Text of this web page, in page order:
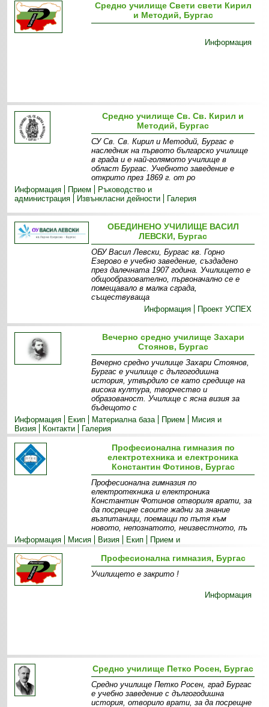
Средно училище Свети свети Кирил
и Методий, Бургас
Информация
Средно училище Св. Св. Кирил и
Методий, Бургас
СУ Св. Св. Кирил и Методий, Бургас е
наследник на първото българско училище
в града и е най-голямото училище в
област Бургас. Учебното заведение е
открито през 1869 г. от ро
Информация
Прием
Ръководство и
администрация
Извънкласни дейности Галерия
ОБЕДИНЕНО УЧИЛИЩЕ ВАСИЛ
ЛЕВСКИ, Бургас
ОБУ Васил Левски, Бургас кв. Горно
Езерово е учебно заведение, създадено
през далечната 1907 година. Училището е
общообразователно, първоначално се е
помещавало в малка сграда,
съществуваща
Информация
Проект УСПЕХ
Вечерно средно училище Захари
Стоянов, Бургас
Вечерно средно училище Захари Стоянов,
Бургас е училище с дългогодишна
история, утвърдило се като средище на
висока култура, творчество и
образованост. Училище с ясна визия за
бъдещото с
Информация
Екип Материална база Прием
Мисия и
Визия
Контакти Галерия
Професионална гимназия по
електротехника и електроника
Константин Фотинов, Бургас
Професионална гимназия по
електротехника и електроника
Константин Фотинов отвориля врати, за
да посрещне своите жадни за знание
възпитаници, поемащи по пътя към
новото, непознатото, неизвестното, пъ
Информация
Мисия Визия Екип
Прием и
специалности
Допълнителни дейности
Професионална гимназия, Бургас
Училището е закрито !
Информация
Средно училище Петко Росен, Бургас
Средно училище Петко Росен, град Бургас
е учебно заведение с дългогодишна
история, отворило врати, за да посрещне